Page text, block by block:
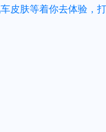
皮肤等着你去体验，